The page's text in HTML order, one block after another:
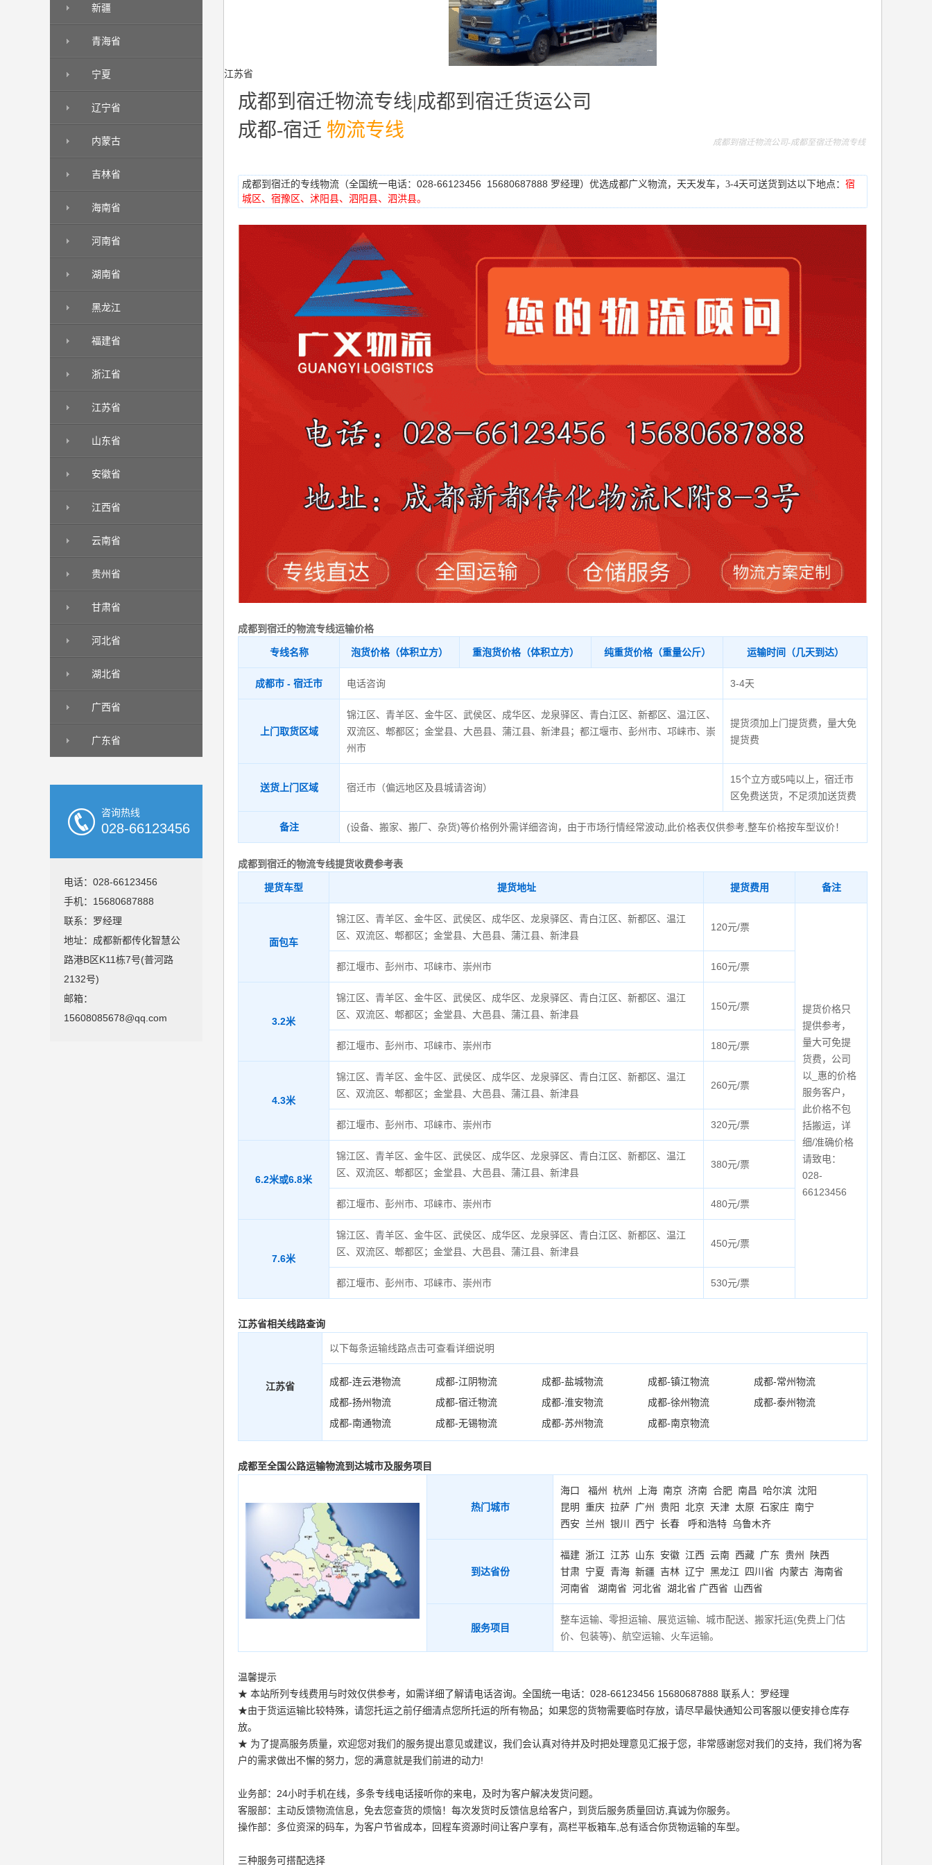
新疆
青海省
宁夏
辽宁省
内蒙古
吉林省
海南省
河南省
湖南省
黑龙江
福建省
浙江省
江苏省
山东省
安徽省
江西省
云南省
贵州省
甘肃省
河北省
湖北省
广西省
广东省
咨询热线
028-66123456
电话：028-66123456
手机：15680687888
联系：罗经理
地址：成都新都传化智慧公
路港B区K11栋7号(普河路
2132号)
邮箱：
15608085678@qq.com
江苏省
成都到宿迁物流专线|成都到宿迁货运公司
成都-宿迁 物流专线
成都到宿迁物流公司-成都至宿迁物流专线
成都到宿迁的专线物流 （全国统一电话：028-66123456 15680687888 罗经理）优选成都广义物流， 天天发车，3-4天可送货到达以下地点： 宿
城区、 宿豫区、沭阳县、 泗阳县、 泗洪县。
成都到宿迁的物流专线运输价格
专线名称 泡货价格（体积立方） 重泡货价格（体积立方） 纯重货价格（重量公斤） 运输时间（几天到达）
成都市 - 宿迁市 电话咨询 3-4天
上门取货区域
锦江区、青羊区、金牛区、武侯区、成华区、龙泉驿区、青白江区、新都区、温江区、
双流区、郫都区；金堂县、大邑县、蒲江县、新津县；都江堰市、彭州市、邛崃市、崇
州市
提货须加上门提货费，量大免
提货费
送货上门区域 宿迁市（偏远地区及县城请咨询）
15个立方或5吨以上，宿迁市
区免费送货，不足须加送货费
备注 (设备、搬家、搬厂、杂货)等价格例外需详细咨询，由于市场行情经常波动,此价格表仅供参考,整车价格按车型议价！
成都到宿迁的物流专线提货收费参考表
提货车型 提货地址 提货费用 备注
面包车
锦江区、青羊区、金牛区、武侯区、成华区、龙泉驿区、青白江区、新都区、温江
区、双流区、郫都区；金堂县、大邑县、蒲江县、新津县
120元/票
提货价格只
提供参考，
量大可免提
货费，公司
以_惠的价格
服务客户，
此价格不包
括搬运，详
细/准确价格
请致电：
028-
66123456
都江堰市、彭州市、邛崃市、崇州市 160元/票
3.2米
锦江区、青羊区、金牛区、武侯区、成华区、龙泉驿区、青白江区、新都区、温江
区、双流区、郫都区；金堂县、大邑县、蒲江县、新津县
150元/票
都江堰市、彭州市、邛崃市、崇州市 180元/票
4.3米
锦江区、青羊区、金牛区、武侯区、成华区、龙泉驿区、青白江区、新都区、温江
区、双流区、郫都区；金堂县、大邑县、蒲江县、新津县
260元/票
都江堰市、彭州市、邛崃市、崇州市 320元/票
6.2米或6.8米
锦江区、青羊区、金牛区、武侯区、成华区、龙泉驿区、青白江区、新都区、温江
区、双流区、郫都区；金堂县、大邑县、蒲江县、新津县
380元/票
都江堰市、彭州市、邛崃市、崇州市 480元/票
7.6米
锦江区、青羊区、金牛区、武侯区、成华区、龙泉驿区、青白江区、新都区、温江
区、双流区、郫都区；金堂县、大邑县、蒲江县、新津县
450元/票
都江堰市、彭州市、邛崃市、崇州市 530元/票
江苏省相关线路查询
江苏省
以下每条运输线路点击可查看详细说明
成都-连云港物流 成都-江阴物流 成都-盐城物流 成都-镇江物流
成都-常州物流
成都-扬州物流
成都-宿迁物流 成都-淮安物流 成都-徐州物流
成都-泰州物流
成都-南通物流
成都-无锡物流 成都-苏州物流 成都-南京物流
成都至全国公路运输物流到达城市及服务项目
热门城市
海口 福州 杭州 上海 南京 济南 合肥 南昌 哈尔滨 沈阳
昆明
重庆 拉萨 广州 贵阳 北京 天津 太原 石家庄 南宁
西安
兰州 银川 西宁 长春 呼和浩特 乌鲁木齐
到达省份
福建 浙江 江苏 山东 安徽 江西 云南 西藏 广东 贵州
陕西
甘肃 宁夏 青海 新疆 吉林 辽宁 黑龙江 四川省 内蒙古 海南省
河南省
湖南省 河北省 湖北省 广西省 山西省
服务项目
整车运输、零担运输、展览运输、城市配送、搬家托运(免费上门估
价、包装等)、航空运输、火车运输。
温馨提示
★ 本站所列专线费用与时效仅供参考，如需详细了解请电话咨询。全国统一电话：028-66123456 15680687888 联系人：罗经理
★由于货运运输比较特殊，请您托运之前仔细清点您所托运的所有物品；如果您的货物需要临时存放，请尽早最快通知公司客服以便安排仓库存
放。
★ 为了提高服务质量，欢迎您对我们的服务提出意见或建议，我们会认真对待并及时把处理意见汇报于您，非常感谢您对我们的支持，我们将为客
户的需求做出不懈的努力，您的满意就是我们前进的动力!
业务部：24小时手机在线，多条专线电话接听你的来电，及时为客户解决发货问题。
客服部：主动反馈物流信息，免去您查货的烦恼！每次发货时反馈信息给客户，到货后服务质量回访,真诚为你服务。
操作部：多位资深的码车，为客户节省成本，回程车资源时间让客户享有，高栏平板箱车,总有适合你货物运输的车型。
三种服务可搭配选择